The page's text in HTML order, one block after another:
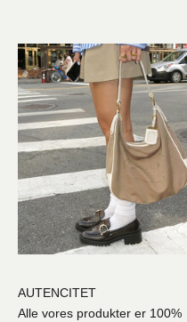
AUTENCITET
Alle vores produkter er 100%